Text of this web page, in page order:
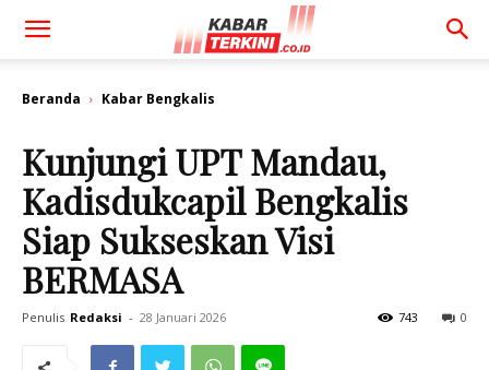
Beranda Kabar Bengkalis
Kunjungi UPT Mandau,
Kadisdukcapil Bengkalis
Siap Sukseskan Visi
BERMASA
Penulis Redaksi - 28 Januari 2026 0
743